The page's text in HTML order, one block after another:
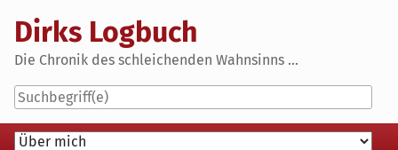
content
Dirks Logbuch
Die Chronik des schleichenden Wahnsinns ...
Navigation